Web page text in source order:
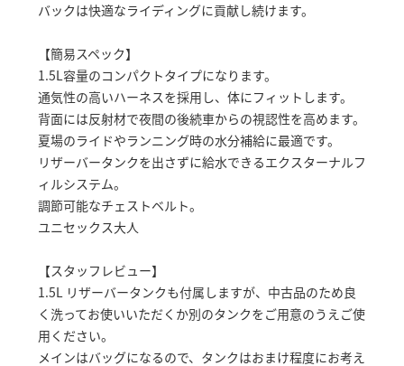
バックは快適なライディングに貢献し続けます。
【簡易スペック】
1.5L容量のコンパクトタイプになります。
通気性の高いハーネスを採用し、体にフィットします。
背面には反射材で夜間の後続車からの視認性を高めます。
夏場のライドやランニング時の水分補給に最適です。
リザーバータンクを出さずに給水できるエクスターナルフ
ィルシステム。
調節可能なチェストベルト。
ユニセックス大人
【スタッフレビュー】
1.5L リザーバータンクも付属しますが、中古品のため良
く洗ってお使いいただくか別のタンクをご用意のうえご使
用ください。
メインはバッグになるので、タンクはおまけ程度にお考え